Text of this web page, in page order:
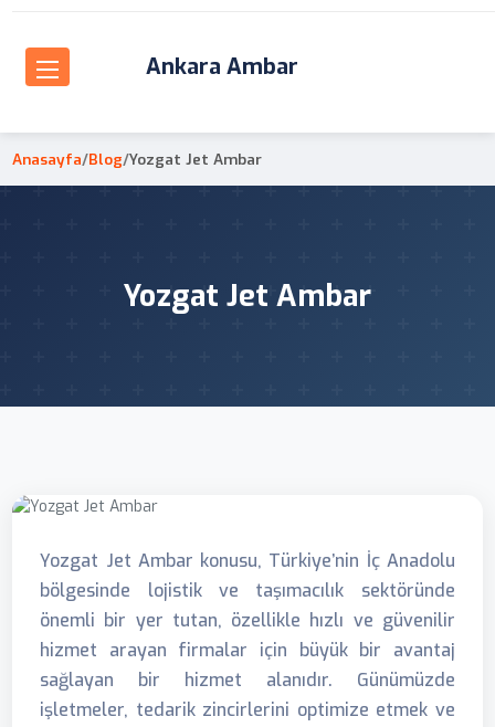
Ankara Ambar
Anasayfa/Blog/Yozgat Jet Ambar
Yozgat Jet Ambar
Yozgat Jet Ambar konusu, Türkiye’nin İç Anadolu
bölgesinde lojistik ve taşımacılık sektöründe
önemli bir yer tutan, özellikle hızlı ve güvenilir
hizmet arayan firmalar için büyük bir avantaj
sağlayan bir hizmet alanıdır. Günümüzde
işletmeler, tedarik zincirlerini optimize etmek ve